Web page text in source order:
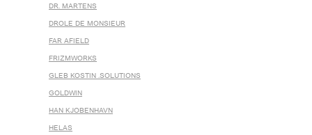
DR. MARTENS
DROLE DE MONSIEUR
FAR AFIELD
FRIZMWORKS
GLEB KOSTIN .SOLUTIONS
GOLDWIN
HAN KJOBENHAVN
HELAS